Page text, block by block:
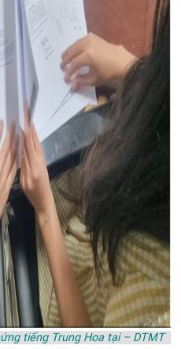
tiếng Trung Hoa tại – DTMT